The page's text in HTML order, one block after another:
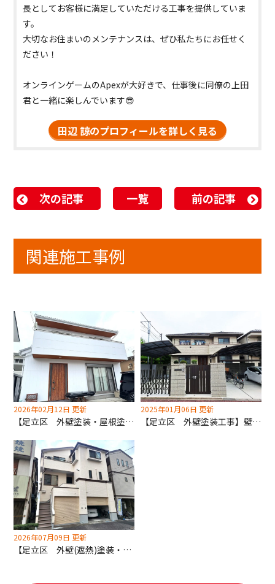
長としてお客様に満足していただける工事を提供していま
す。
大切なお住まいのメンテナンスは、ぜひ私たちにお任せく
ださい！
オンラインゲームのApexが大好きで、仕事後に同僚の上田
君と一緒に楽しんでいます😎
田辺 諒のプロフィールを詳しく見る
次の記事 一覧 前の記事
関連施工事例
2026年02月12日 更新
【足立区 外壁塗装・屋根塗装工事】色分けと天井色は、現地で奥様と決めて素敵な仕上がりに！
2025年01月06日 更新
【足立区 外壁塗装工事】壁材ダインコンクリートの質感を残す技術が深井塗装にはあります！
2026年07月09日 更新
【足立区 外壁(遮熱)塗装・屋根(遮熱)塗装工事】共用部床・階段長尺シート張り替えも深井塗装へ